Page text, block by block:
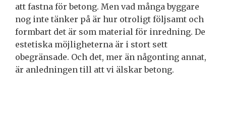
att fastna för betong. Men vad många byggare
nog inte tänker på är hur otroligt följsamt och
formbart det är som material för inredning. De
estetiska möjligheterna är i stort sett
obegränsade. Och det, mer än någonting annat,
är anledningen till att vi älskar betong.